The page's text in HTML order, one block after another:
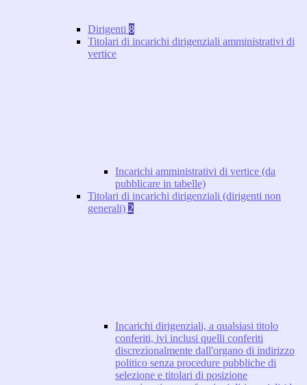
Dirigenti 8
Titolari di incarichi dirigenziali amministrativi di
vertice
Incarichi amministrativi di vertice (da
pubblicare in tabelle)
Titolari di incarichi dirigenziali (dirigenti non
generali) 2
Incarichi dirigenziali, a qualsiasi titolo
conferiti, ivi inclusi quelli conferiti
discrezionalmente dall'organo di indirizzo
politico senza procedure pubbliche di
selezione e titolari di posizione